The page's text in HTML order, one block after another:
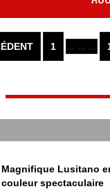
1 ... ... ...
Magnifique Lusitano
couleur spectaculaire